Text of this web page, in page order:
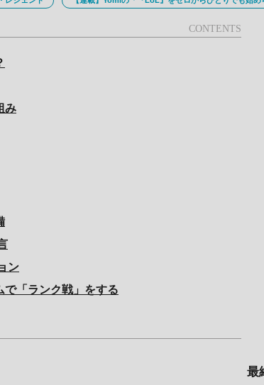
み
ン
で「ランク戦」をする
最